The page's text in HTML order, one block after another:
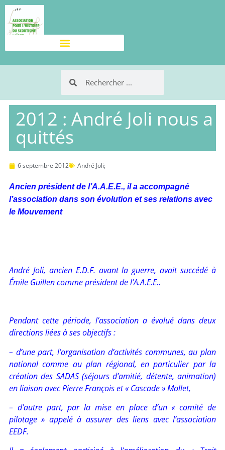
2012 : André Joli nous a
quittés
6 septembre 2012 André Joli;
Ancien président de l’A.A.E.E., il a accompagné
l’association dans son évolution et ses relations avec
le Mouvement
André Joli, ancien E.D.F. avant la guerre, avait succédé à
Émile Guillen comme président de l’A.A.E.E..
Pendant cette période, l’association a évolué dans deux
directions liées à ses objectifs :
– d’une part, l’organisation d’activités communes, au plan
national comme au plan régional, en particulier par la
création des SADAS (séjours d’amitié, détente, animation)
en liaison avec Pierre François et « Cascade » Mollet,
– d’autre part, par la mise en place d’un « comité de
pilotage » appelé à assurer des liens avec l’association
EEDF.